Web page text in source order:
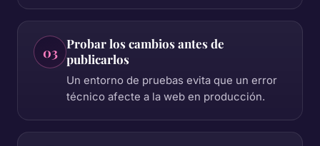
03 Probar los cambios antes de
publicarlos
Un entorno de pruebas evita que un error
técnico afecte a la web en producción.